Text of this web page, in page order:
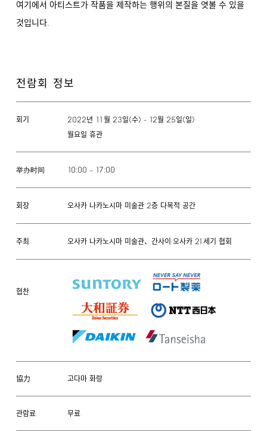
여기에서 아티스트가 작품을 제작하는 행위의 본질을 엿볼 수 있을
것입니다.
전람회 정보
회기 2022년 11 월 23일(수) - 12월 25일(일)
월요일 휴관
举办时间 10:00 – 17:00
회장 오사카 나카노시마 미술관 2층 다목적 공간
주최 오사카 나카노시마 미술관、간사이·오사카 21 세기 협회
협찬
協力 고다마 화랑
관람료 무료